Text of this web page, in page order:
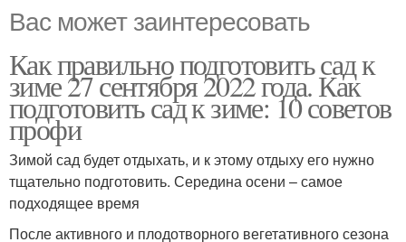
Вас может заинтересовать
Как правильно подготовить сад к
зиме 27 сентября 2022 года. Как
подготовить сад к зиме: 10 советов
профи
Зимой сад будет отдыхать, и к этому отдыху его нужно
тщательно подготовить. Середина осени – самое
подходящее время
После активного и плодотворного вегетативного сезона